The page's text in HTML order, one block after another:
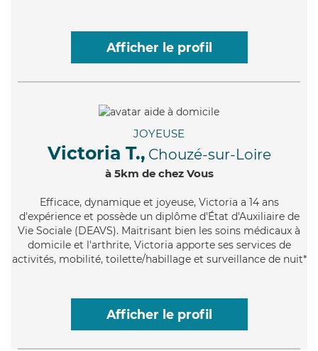
Afficher le profil
JOYEUSE
Victoria T., Chouzé-sur-Loire
à 5km de chez Vous
Efficace, dynamique et joyeuse, Victoria a 14 ans
d'expérience et possède un diplôme d'État d'Auxiliaire de
Vie Sociale (DEAVS). Maitrisant bien les soins médicaux à
domicile et l'arthrite, Victoria apporte ses services de
activités, mobilité, toilette/habillage et surveillance de nuit*
Afficher le profil